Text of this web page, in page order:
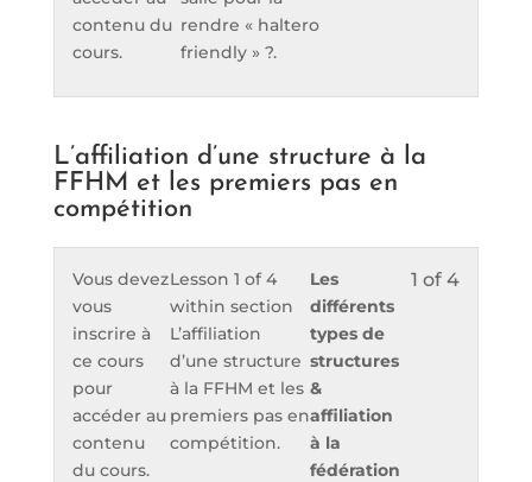
rendre « haltero
friendly » ?.
contenu du
cours.
L’affiliation d’une structure à la
FFHM et les premiers pas en
compétition
1 of 4
Les
différents
types de
structures
&
affiliation
à la
fédération
Lesson 1 of 4
within section
L’affiliation
d’une structure
à la FFHM et les
premiers pas en
compétition.
Vous devez
vous
inscrire à
ce cours
pour
accéder au
contenu
du cours.